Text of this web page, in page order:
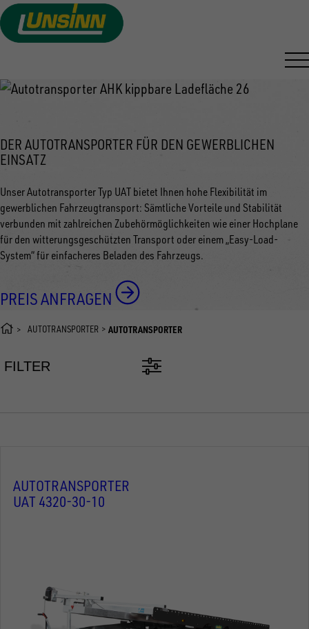
Direkt
zum
AUTOTRANSPORTER
DER AUTOTRANSPORTER FÜR DEN GEWERBLICHEN
EINSATZ
Unser Autotransporter Typ UAT bietet Ihnen hohe Flexibilität im
gewerblichen Fahrzeugtransport: Sämtliche Vorteile und Stabilität
verbunden mit zahlreichen Zubehörmöglichkeiten wie einer Hochplane
für den witterungsgeschützten Transport oder einem „Easy-Load-
System“ für einfacheres Beladen des Fahrzeugs.
PREIS ANFRAGEN
AUTOTRANSPORTER AUTOTRANSPORTER
FILTER
AUTOTRANSPORTER
UAT 4320-30-10